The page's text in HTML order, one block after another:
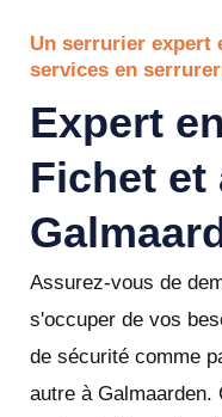
Un serrurier expert
services en
Expert
Fichet et
Assurez-vous de
s'occuper de vos
de sécurité comme
autre à